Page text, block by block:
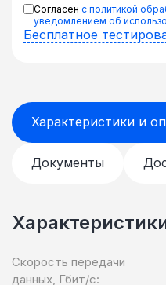
Согласен с политикой
уведомлением об
Бесплатное
Характеристики и
Документы
Скорость передачи
данных, Гбит/c: